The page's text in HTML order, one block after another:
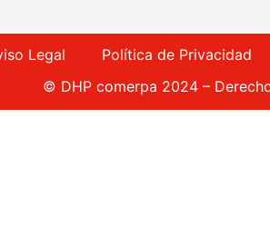
Legal Política de Privacidad
© DHP comerpa 2024 –